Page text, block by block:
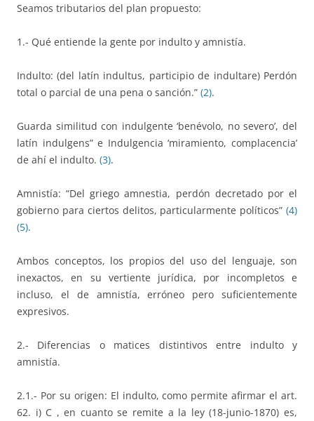
Seamos tributarios del plan propuesto:
1.- Qué entiende la gente por indulto y amnistía.
Indulto: (del latín indultus, participio de indultare) Perdón
total o parcial de una pena o sanción.” (2).
Guarda similitud con indulgente ‘benévolo, no severo’, del
latín indulgens” e Indulgencia ‘miramiento, complacencia’
de ahí el indulto. (3).
Amnistía: “Del griego amnestia, perdón decretado por el
gobierno para ciertos delitos, particularmente políticos” (4)
(5).
Ambos conceptos, los propios del uso del lenguaje, son
inexactos, en su vertiente jurídica, por incompletos e
incluso, el de amnistía, erróneo pero suficientemente
expresivos.
2.- Diferencias o matices distintivos entre indulto y
amnistía.
2.1.- Por su origen: El indulto, como permite afirmar el art.
62. i) C , en cuanto se remite a la ley (18-junio-1870) es,